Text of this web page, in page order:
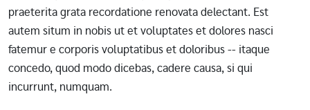
praeterita grata recordatione renovata delectant. Est
autem situm in nobis ut et voluptates et dolores nasci
fatemur e corporis voluptatibus et doloribus -- itaque
concedo, quod modo dicebas, cadere causa, si qui
incurrunt, numquam.